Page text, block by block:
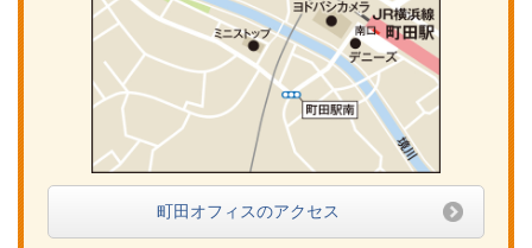
町田オフィスのアクセス